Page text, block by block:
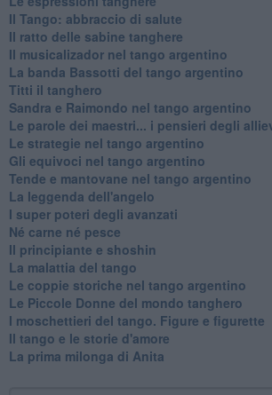
Il Tango: abbraccio di salute
Il ratto delle sabine tanghere
Il musicalizador nel tango argentino
La banda Bassotti del tango argentino
Titti il tanghero
Sandra e Raimondo nel tango argentino
Le parole dei maestri... i pensieri degli
Le strategie nel tango argentino
Gli equivoci nel tango argentino
Tende e mantovane nel tango argentino
La leggenda dell'angelo
I super poteri degli avanzati
​Né carne né pesce
Il principiante e shoshin
La malattia del tango
Le coppie storiche nel tango argentino
​Le Piccole Donne del mondo tanghero
I moschettieri del tango. Figure e figurette
Il tango e le storie d'amore
​La prima milonga di Anita